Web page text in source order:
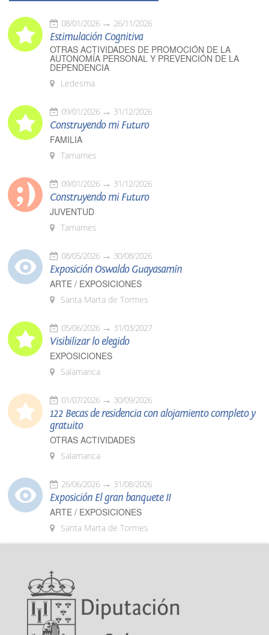
08/01/2026 26/11/2026
Estimulación Cognitiva
OTRAS ACTIVIDADES DE PROMOCIÓN DE LA
AUTONOMÍA PERSONAL Y PREVENCIÓN DE LA
DEPENDENCIA
Ledesma
09/01/2026 31/12/2026
Construyendo mi Futuro
FAMILIA
Tamames
09/01/2026 31/12/2026
Construyendo mi Futuro
JUVENTUD
Tamames
08/05/2026 30/08/2026
Exposición Oswaldo Guayasamín
ARTE / EXPOSICIONES
Santa Marta de Tormes
05/06/2026 31/03/2027
Visibilizar lo elegido
EXPOSICIONES
Salamanca
01/07/2026 30/09/2026
122 Becas de residencia con alojamiento completo y
gratuito
OTRAS ACTIVIDADES
Salamanca
26/06/2026 31/08/2026
Exposición El gran banquete II
ARTE / EXPOSICIONES
Santa Marta de Tormes